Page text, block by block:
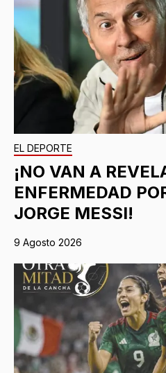
EL DEPORTE
¡NO VAN A
ENFERMEDAD
JORGE MESSI!
9 Agosto 2026